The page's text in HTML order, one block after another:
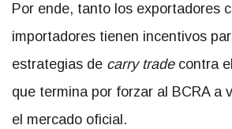
Por ende, tanto los exportadores
importadores tienen incentivos
estrategias de carry tradecontra
que termina por forzar al BCRA a
el mercado oficial.